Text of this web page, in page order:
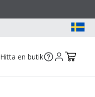
Hitta en butik